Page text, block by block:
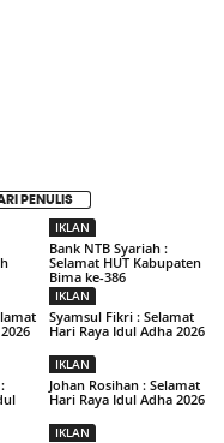
PENULIS
IKLAN
Bank NTB Syariah :
Selamat HUT Kabupaten
Bima ke-386
IKLAN
Syamsul Fikri : Selamat
Hari Raya Idul Adha 2026
IKLAN
Johan Rosihan : Selamat
Hari Raya Idul Adha 2026
IKLAN